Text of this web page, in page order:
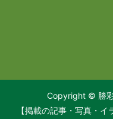
Copyright © 勝
【掲載の記事・写真・イ